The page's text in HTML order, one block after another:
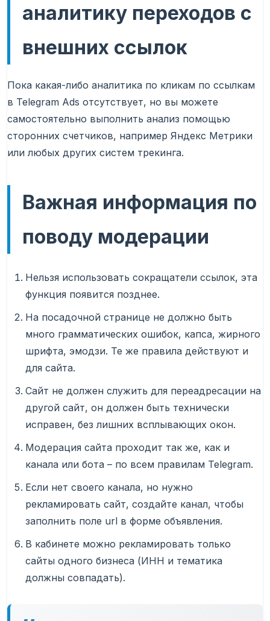
аналитику переходов с
внешних ссылок
Пока какая-либо аналитика по кликам по ссылкам
в Telegram Ads отсутствует, но вы можете
самостоятельно выполнить анализ помощью
сторонних счетчиков, например Яндекс Метрики
или любых других систем трекинга.
Важная информация по
поводу модерации
Нельзя использовать сокращатели ссылок, эта
функция появится позднее.
На посадочной странице не должно быть
много грамматических ошибок, капса, жирного
шрифта, эмодзи. Те же правила действуют и
для сайта.
Сайт не должен служить для переадресации на
другой сайт, он должен быть технически
исправен, без лишних всплывающих окон.
Модерация сайта проходит так же, как и
канала или бота – по всем правилам Telegram.
Если нет своего канала, но нужно
рекламировать сайт, создайте канал, чтобы
заполнить поле url в форме объявления.
В кабинете можно рекламировать только
сайты одного бизнеса (ИНН и тематика
должны совпадать).